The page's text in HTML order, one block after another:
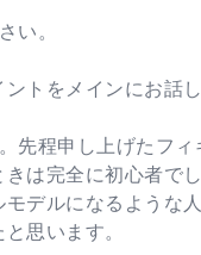
い。
トをメインにお話し
程申し上げたフィ
は完全に初心者で
デルになるような
思います。